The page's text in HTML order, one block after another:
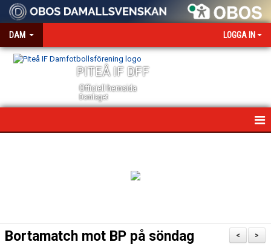
DAM LOGGA IN
PITEÅ IF DFF
Officiell hemsida
Damlaget
>
<
Bortamatch mot BP på söndag